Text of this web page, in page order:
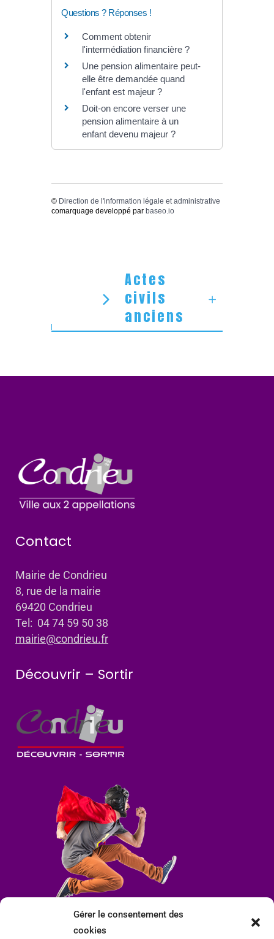
Gérer le consentement des
cookies
Questions ? Réponses !
Comment obtenir
l'intermédiation financière ?
Une pension alimentaire peut-
elle être demandée quand
l'enfant est majeur ?
Doit-on encore verser une
pension alimentaire à un
enfant devenu majeur ?
© Direction de l'information légale et administrative
comarquage developpé par baseo.io
Actes
civils
anciens
Contact
Mairie de Condrieu
8, rue de la mairie
69420 Condrieu
Tel: 04 74 59 50 38
mairie@condrieu.fr
Découvrir – Sortir